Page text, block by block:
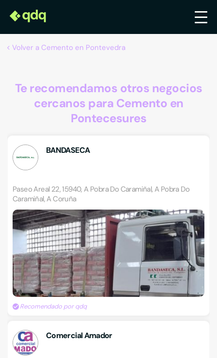
Volver a Cemento en Pontevedra
Te recomendamos otros negocios
cercanos para Cemento en
Pontecesures
BANDASECA
Paseo Areal 22, 15940, A Pobra Do Caramiñal, A Pobra Do
Caramiñal, A Coruña
Recomendado por qdq
Comercial Amador